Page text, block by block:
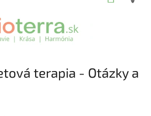
terapia - Otázky a